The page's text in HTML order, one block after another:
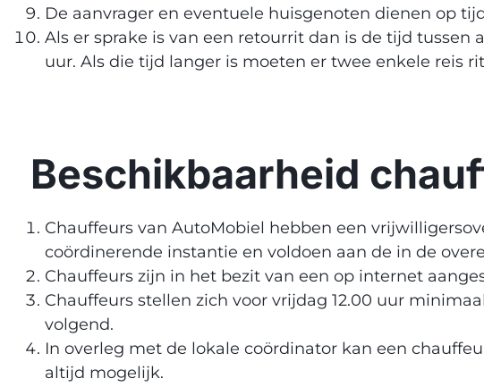
De aanvrager en eventuele huisgenoten dienen op
Als er sprake is van een retourrit dan is de tijd
uur. Als die tijd langer is moeten er twee enkele reis
Beschikbaarheid
Chauffeurs van AutoMobiel hebben een
coördinerende instantie en voldoen aan de in de
Chauffeurs zijn in het bezit van een op internet
Chauffeurs stellen zich voor vrijdag 12.00 uur
volgend.
In overleg met de lokale coördinator kan een
altijd mogelijk.